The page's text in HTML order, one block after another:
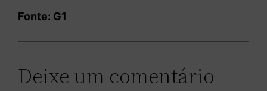
Fonte: G1
Deixe um comentário